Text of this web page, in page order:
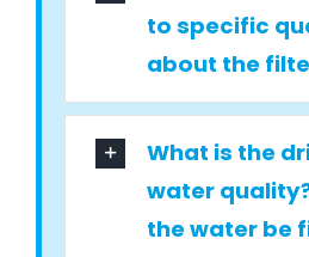
to specific
about the
What is the
water
the water be